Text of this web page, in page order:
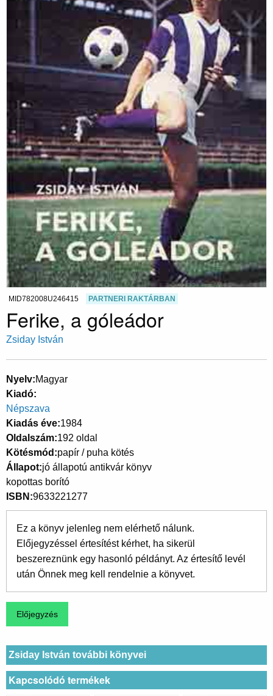
MID782008U246415 PARTNERI RAKTÁRBAN
Ferike, a góleádor
Zsiday István
Nyelv Magyar
Kiadó
Népszava
Kiadás éve 1984
Oldalszám 192 oldal
Kötésmód papír / puha kötés
Állapot jó állapotú antikvár könyv
kopottas borító
ISBN 9633221277
Ez a könyv jelenleg nem elérhető nálunk.
Előjegyzéssel értesítést kérhet, ha sikerül
beszereznünk egy hasonló példányt. Az értesítő levél
után Önnek meg kell rendelnie a könyvet.
Zsiday István további könyvei
Kapcsolódó termékek